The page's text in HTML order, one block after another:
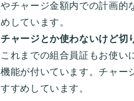
やチャージ金額内での計画的
めしています。
チャージとか使わないけど切
これまでの組合員証もお使い
機能が付いています。チャー
すすめしています。